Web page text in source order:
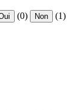
(0) Non (1)